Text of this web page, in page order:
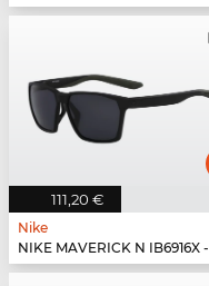
111,20 €
Nike
NIKE MAVERICK N IB6916X - 001